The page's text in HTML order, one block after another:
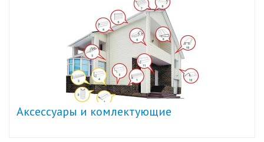
Аксессуары и комлектующие